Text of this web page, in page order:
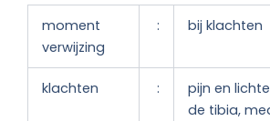
moment
verwijzing
: bij klachten
klachten :
pijn en
de tibia,